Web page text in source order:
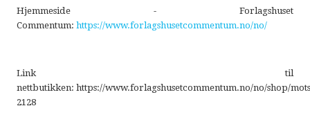
Hjemmeside - Forlagshuset
Commentum: https://www.forlagshusetcommentum.no/no/
Link til
nettbutikken: https://www.forlagshusetcommentum.no/no/shop/
2128